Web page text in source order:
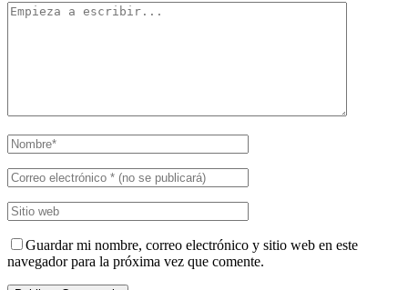
Guardar mi nombre, correo electrónico y sitio web en este
navegador para la próxima vez que comente.